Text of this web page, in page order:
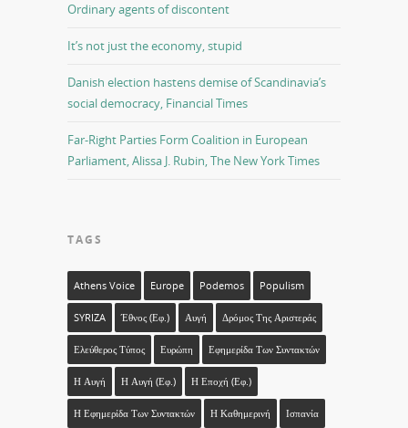
Ordinary agents of discontent
It’s not just the economy, stupid
Danish election hastens demise of Scandinavia’s
social democracy, Financial Times
Far-Right Parties Form Coalition in European
Parliament, Alissa J. Rubin, The New York Times
TAGS
Athens Voice Europe Podemos Populism
SYRIZA Έθνος (εφ.) Αυγή Δρόμος Της Αριστεράς
Ελεύθερος Τύπος Ευρώπη Εφημερίδα Των Συντακτών
Η Αυγή Η Αυγή (εφ.) Η Εποχή (εφ.)
Η Εφημερίδα Των Συντακτών Η Καθημερινή Ισπανία